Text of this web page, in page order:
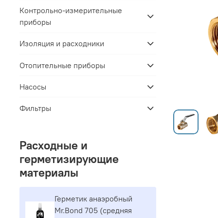
Контрольно-измерительные
приборы
Изоляция и расходники
Отопительные приборы
Насосы
Фильтры
Расходные и
герметизирующие
материалы
Герметик aнaэpoбный
Mr.Bond 705 (средняя